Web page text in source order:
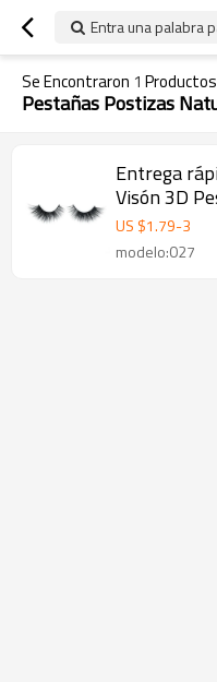
Entra una palabra
Se Encontraron 1
Pestañas Postizas
Entrega
Visón 3D
US $1.79-3
modelo:027